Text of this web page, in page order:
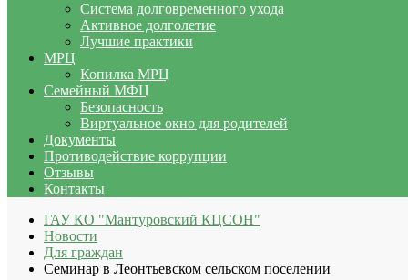
Система долговременного ухода
Активное долголетие
Лучшие практики
МРЦ
Копилка МРЦ
Семейный МФЦ
Безопасность
Виртуальное окно для родителей
Документы
Противодействие коррупции
Отзывы
Контакты
ГАУ КО "Мантуровский КЦСОН"
Новости
Для граждан
Семинар в Леонтьевском сельском поселении